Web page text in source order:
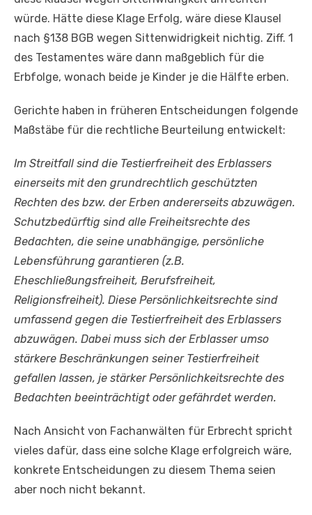
würde. Hätte diese Klage Erfolg, wäre diese Klausel
nach §138 BGB wegen Sittenwidrigkeit nichtig. Ziff. 1
des Testamentes wäre dann maßgeblich für die
Erbfolge, wonach beide je Kinder je die Hälfte erben.
Gerichte haben in früheren Entscheidungen folgende
Maßstäbe für die rechtliche Beurteilung entwickelt:
Im Streitfall sind die Testierfreiheit des Erblassers
einerseits mit den grundrechtlich geschützten
Rechten des bzw. der Erben andererseits abzuwägen.
Schutzbedürftig sind alle Freiheitsrechte des
Bedachten, die seine unabhängige, persönliche
Lebensführung garantieren (z.B.
Eheschließungsfreiheit, Berufsfreiheit,
Religionsfreiheit). Diese Persönlichkeitsrechte sind
umfassend gegen die Testierfreiheit des Erblassers
abzuwägen. Dabei muss sich der Erblasser umso
stärkere Beschränkungen seiner Testierfreiheit
gefallen lassen, je stärker Persönlichkeitsrechte des
Bedachten beeinträchtigt oder gefährdet werden.
Nach Ansicht von Fachanwälten für Erbrecht spricht
vieles dafür, dass eine solche Klage erfolgreich wäre,
konkrete Entscheidungen zu diesem Thema seien
aber noch nicht bekannt.